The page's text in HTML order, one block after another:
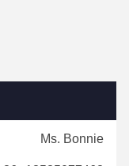
Ms. Bonnie